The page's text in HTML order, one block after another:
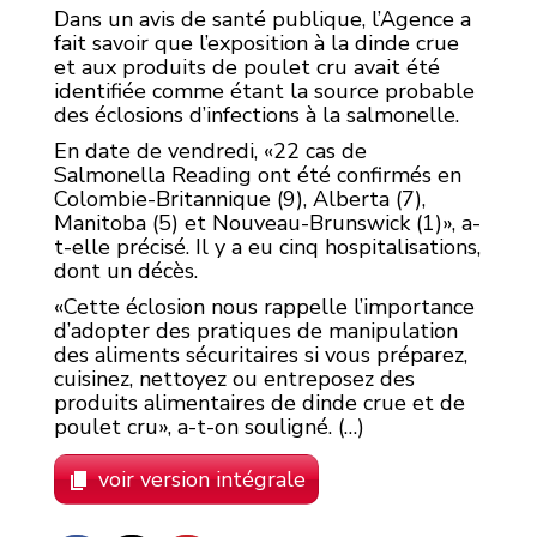
Dans un avis de santé publique, l’Agence a
fait savoir que l’exposition à la dinde crue
et aux produits de poulet cru avait été
identifiée comme étant la source probable
des éclosions d’infections à la salmonelle.
En date de vendredi, «22 cas de
Salmonella Reading ont été confirmés en
Colombie-Britannique (9), Alberta (7),
Manitoba (5) et Nouveau-Brunswick (1)», a-
t-elle précisé. Il y a eu cinq hospitalisations,
dont un décès.
«Cette éclosion nous rappelle l’importance
d’adopter des pratiques de manipulation
des aliments sécuritaires si vous préparez,
cuisinez, nettoyez ou entreposez des
produits alimentaires de dinde crue et de
poulet cru», a-t-on souligné. (…)
voir version intégrale